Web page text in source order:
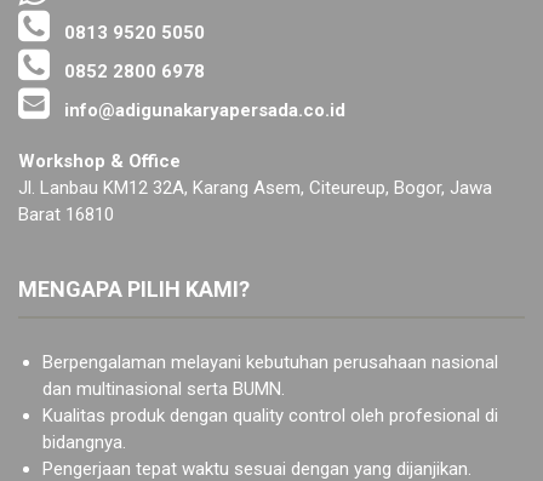
0813 9520 5050
0852 2800 6978
info@adigunakaryapersada.co.id
Workshop & Office
Jl. Lanbau KM12 32A, Karang Asem, Citeureup, Bogor, Jawa
Barat 16810
MENGAPA PILIH KAMI?
Berpengalaman melayani kebutuhan perusahaan nasional
dan multinasional serta BUMN.
Kualitas produk dengan quality control oleh profesional di
bidangnya.
Pengerjaan tepat waktu sesuai dengan yang dijanjikan.